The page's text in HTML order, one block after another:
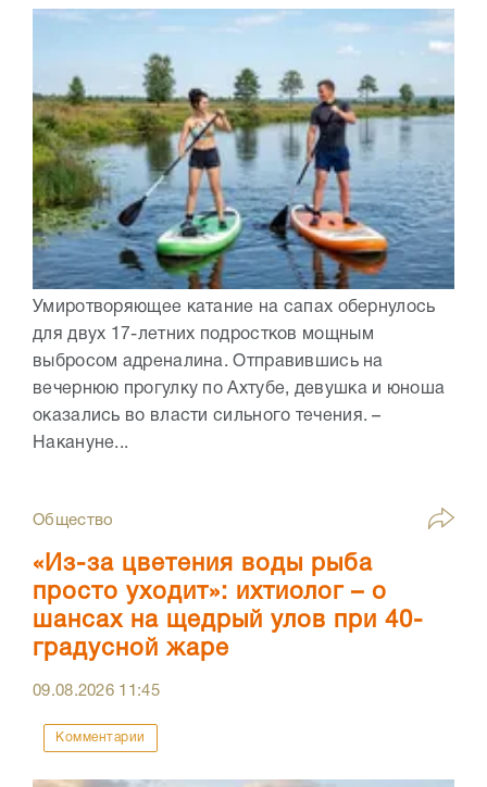
Умиротворяющее катание на сапах обернулось
для двух 17-летних подростков мощным
выбросом адреналина. Отправившись на
вечернюю прогулку по Ахтубе, девушка и юноша
оказались во власти сильного течения. –
Накануне...
Общество
«Из-за цветения воды рыба
просто уходит»: ихтиолог – о
шансах на щедрый улов при 40-
градусной жаре
09.08.2026 11:45
Комментарии